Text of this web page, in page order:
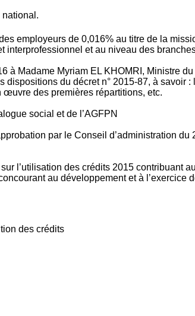
national.
employeurs de 0,016% au titre de la
et au niveau des
à Madame Myriam EL KHOMRI, Ministre
du décret n° 2015-87, à
des premières répartitions, etc.
social et de l’AGFPN
par le Conseil d’administration
l’utilisation des crédits 2015 contribuant
au développement et à l’exercice
des crédits